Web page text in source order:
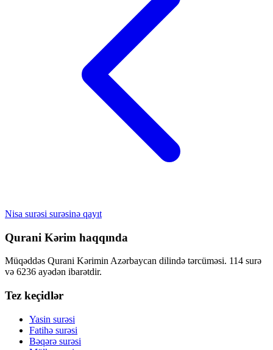
Nisa surəsi surəsinə qayıt
Qurani Kərim haqqında
Müqəddəs Qurani Kərimin Azərbaycan dilində tərcüməsi. 114 surə
və 6236 ayədən ibarətdir.
Tez keçidlər
Yasin surəsi
Fatihə surəsi
Bəqərə surəsi